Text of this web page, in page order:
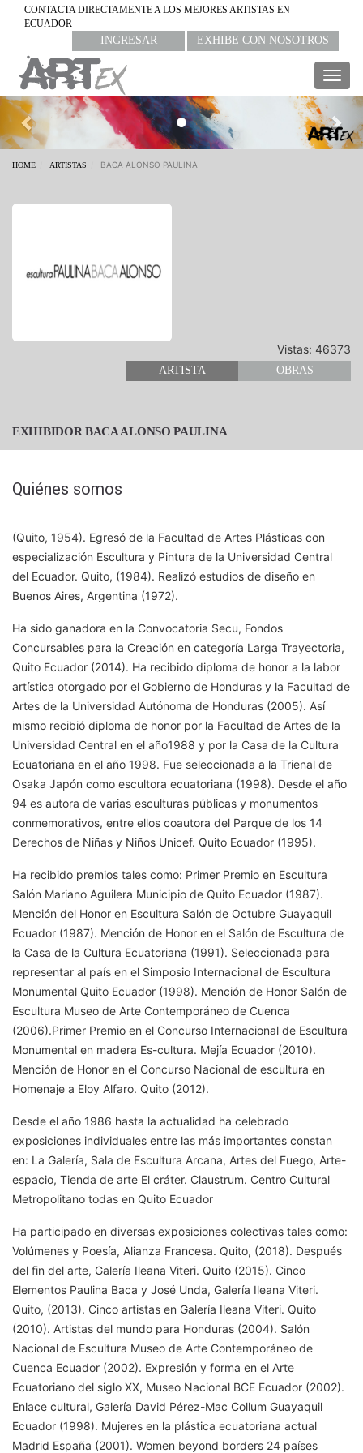
CONTACTA DIRECTAMENTE A LOS MEJORES ARTISTAS EN
ECUADOR
INGRESAR EXHIBE CON NOSOTROS
Previous
HOME ARTISTAS BACA ALONSO PAULINA
Vistas: 46373
ARTISTA OBRAS
EXHIBIDOR BACA ALONSO PAULINA
Quiénes somos
(Quito, 1954). Egresó de la Facultad de Artes Plásticas con
especialización Escultura y Pintura de la Universidad Central
del Ecuador. Quito, (1984). Realizó estudios de diseño en
Buenos Aires, Argentina (1972).
Ha sido ganadora en la Convocatoria Secu, Fondos
Concursables para la Creación en categoría Larga Trayectoria,
Quito Ecuador (2014). Ha recibido diploma de honor a la labor
artística otorgado por el Gobierno de Honduras y la Facultad de
Artes de la Universidad Autónoma de Honduras (2005). Así
mismo recibió diploma de honor por la Facultad de Artes de la
Universidad Central en el año1988 y por la Casa de la Cultura
Ecuatoriana en el año 1998. Fue seleccionada a la Trienal de
Osaka Japón como escultora ecuatoriana (1998). Desde el año
94 es autora de varias esculturas públicas y monumentos
conmemorativos, entre ellos coautora del Parque de los 14
Derechos de Niñas y Niños Unicef. Quito Ecuador (1995).
Ha recibido premios tales como: Primer Premio en Escultura
Salón Mariano Aguilera Municipio de Quito Ecuador (1987).
Mención del Honor en Escultura Salón de Octubre Guayaquil
Ecuador (1987). Mención de Honor en el Salón de Escultura de
la Casa de la Cultura Ecuatoriana (1991). Seleccionada para
representar al país en el Simposio Internacional de Escultura
Monumental Quito Ecuador (1998). Mención de Honor Salón de
Escultura Museo de Arte Contemporáneo de Cuenca
(2006).Primer Premio en el Concurso Internacional de Escultura
Monumental en madera Es-cultura. Mejía Ecuador (2010).
Mención de Honor en el Concurso Nacional de escultura en
Homenaje a Eloy Alfaro. Quito (2012).
Desde el año 1986 hasta la actualidad ha celebrado
exposiciones individuales entre las más importantes constan
en: La Galería, Sala de Escultura Arcana, Artes del Fuego, Arte-
espacio, Tienda de arte El cráter. Claustrum. Centro Cultural
Metropolitano todas en Quito Ecuador
Ha participado en diversas exposiciones colectivas tales como:
Volúmenes y Poesía, Alianza Francesa. Quito, (2018). Después
del fin del arte, Galería Ileana Viteri. Quito (2015). Cinco
Elementos Paulina Baca y José Unda, Galería Ileana Viteri.
Quito, (2013). Cinco artistas en Galería Ileana Viteri. Quito
(2010). Artistas del mundo para Honduras (2004). Salón
Nacional de Escultura Museo de Arte Contemporáneo de
Cuenca Ecuador (2002). Expresión y forma en el Arte
Ecuatoriano del siglo XX, Museo Nacional BCE Ecuador (2002).
Enlace cultural, Galería David Pérez-Mac Collum Guayaquil
Ecuador (1998). Mujeres en la plástica ecuatoriana actual
Madrid España (2001). Women beyond borders 24 países